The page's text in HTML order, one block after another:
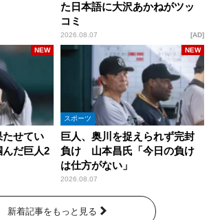
た日本語に大沢あかねがツッ
コミ
2026.08.07 AD
たせてい
んだ巨人2
NEW
スポーツ
巨人、奥川を捉えられず完封
負け 山本昌氏「今日の負け
は仕方がない」
2026.08.07
NEW
新着記事をもっと見る